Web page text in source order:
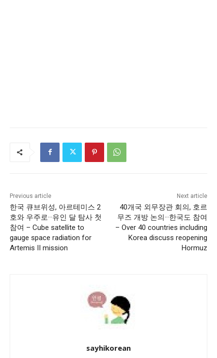
Previous article
한국 큐브위성, 아르테미스 2
호와 우주로···유인 달 탐사 첫
참여 – Cube satellite to
gauge space radiation for
Artemis II mission
Next article
40개국 외무장관 회의, 호르
무즈 개방 논의···한국도 참여
– Over 40 countries including
Korea discuss reopening
Hormuz
sayhikorean